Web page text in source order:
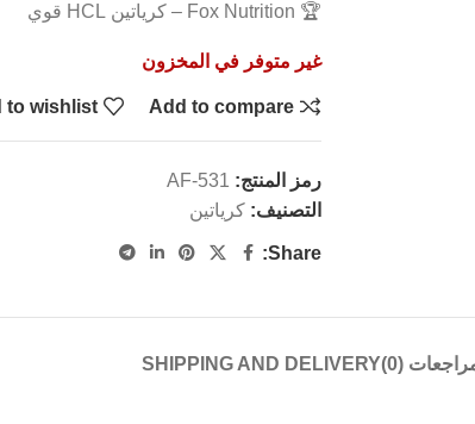
🏆 Fox Nutrition – كرياتين HCL قوي
غير متوفر في المخزون
Add to compare
to wishlist
رمز المنتج: AF-531
التصنيف: كرياتين
Share:
(0)
SHIPPING AND DELIVERY